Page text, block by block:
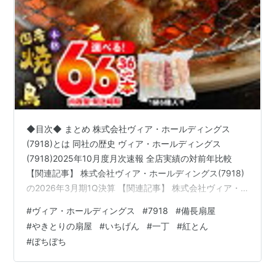
◆目次◆ まとめ 株式会社ヴィア・ホールディングス
(7918)とは 同社の歴史 ヴィア・ホールディングス
(7918)2025年10月度月次速報 全店実績の対前年比較
【関連記事】 株式会社ヴィア・ホールディングス(7918)
の2026年3月期1Q決算 【関連記事】 株式会社ヴィア・
ィア・ホールディングス(7918)の2026年3月期通期連結
業績予想・進捗率 株式会社ヴィア・ホールディングス
(7918)の配当利回り 株式会社ヴィア・ホールディングス
(7918)の株主優待 【関連記事】 ブログをご覧頂き、あり
#ヴィア・ホールディングス #7918 #備長扇屋
#やきとりの扇屋 #いちげん #一丁 #紅とん
#ぼちぼち